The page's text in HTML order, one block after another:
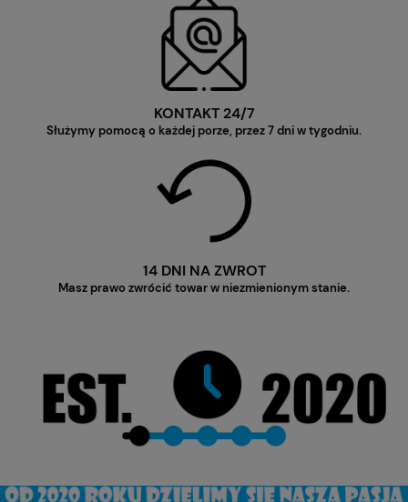
KONTAKT 24/7
Służymy pomocą o każdej porze, przez 7 dni w tygodniu.
14 DNI NA ZWROT
Masz prawo zwrócić towar w niezmienionym stanie.